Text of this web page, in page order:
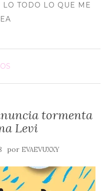
TODO LO QUE ME
tormenta
Levi
por EVAEVUXXY